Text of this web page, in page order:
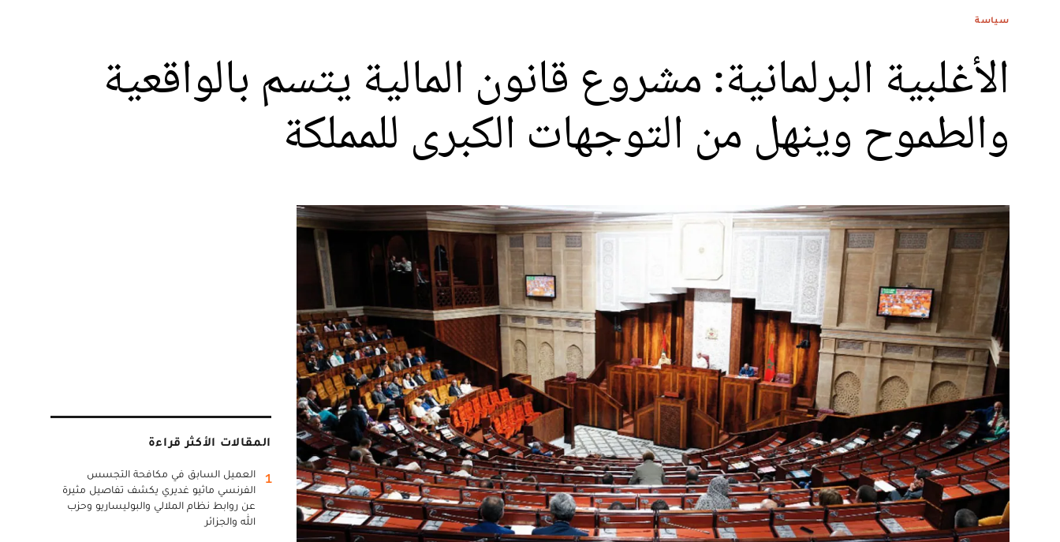
سياسة
الأغلبية البرلمانية: مشروع قانون المالية يتسم بالواقعية
والطموح وينهل من التوجهات الكبرى للمملكة
المقالات الأكثر قراءة
1
العميل السابق في مكافحة التجسس
الفرنسي ماثيو غديري يكشف تفاصيل مثيرة
عن روابط نظام الملالي والبوليساريو وحزب
الله والجزائر